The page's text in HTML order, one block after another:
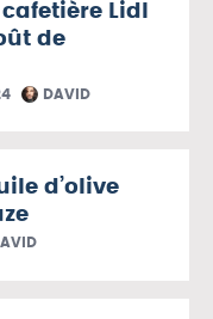
Lidl
de
DAVID
d’olive